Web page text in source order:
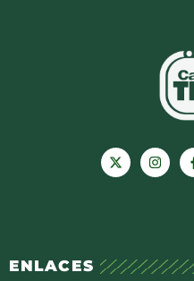
ENLACES